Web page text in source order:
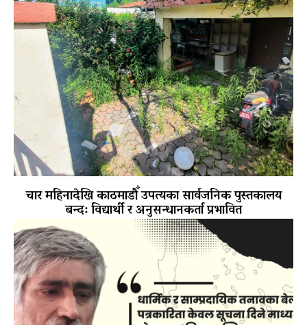
चार महिनादेखि काठमाडौँ उपत्यका सार्वजनिक पुस्तकालय
बन्द: विद्यार्थी र अनुसन्धानकर्ता प्रभावित